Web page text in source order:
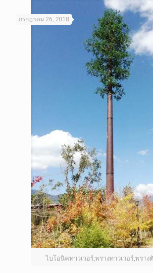
ไบโอนิคทาวเวอร์,พรางทาวเวอร์,พราง
กรกฎาคม 26, 2018